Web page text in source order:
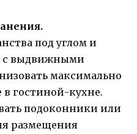
под углом и
с выдвижными
максимально
гостиной-кухне.
подоконники или
размещения